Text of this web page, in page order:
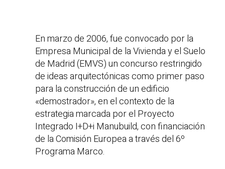
En marzo de 2006, fue convocado por la
Empresa Municipal de la Vivienda y el Suelo
de Madrid (EMVS) un concurso restringido
de ideas arquitectónicas como primer paso
para la construcción de un edificio
«demostrador», en el contexto de la
estrategia marcada por el Proyecto
Integrado I+D+i Manubuild, con financiación
de la Comisión Europea a través del 6º
Programa Marco.